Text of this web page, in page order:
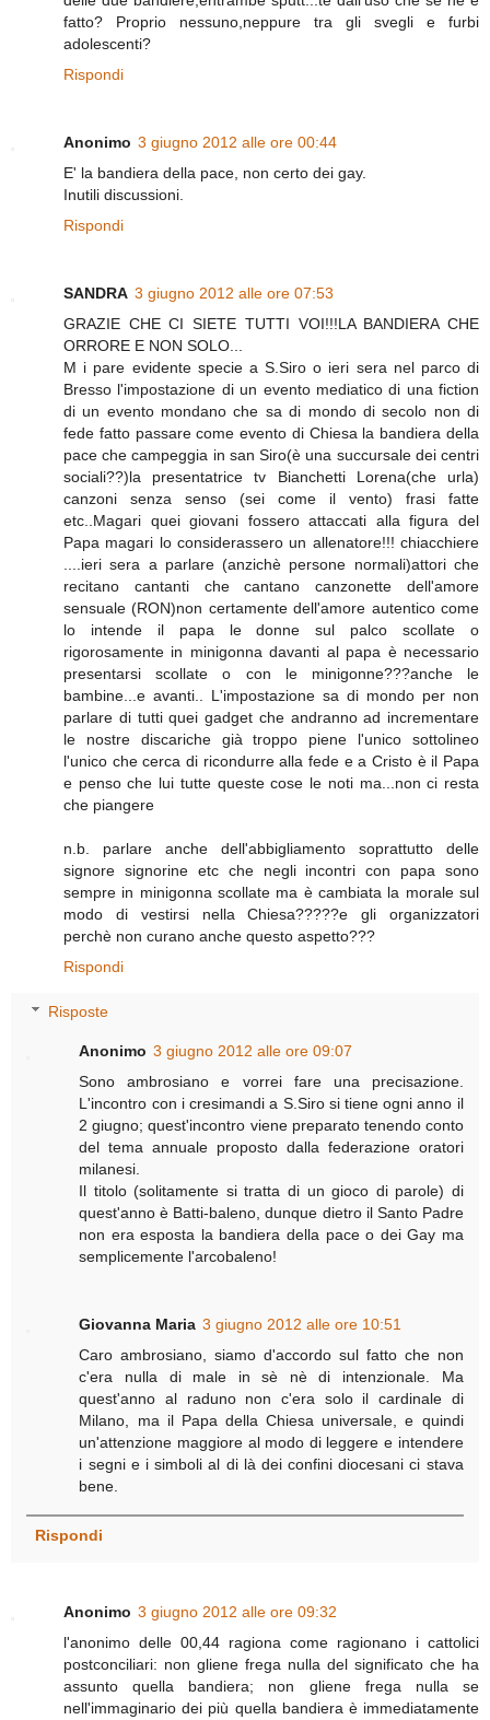
fatto? Proprio nessuno,neppure tra gli svegli e furbi
adolescenti?
Rispondi
Anonimo 3 giugno 2012 alle ore 00:44
E' la bandiera della pace, non certo dei gay.
Inutili discussioni.
Rispondi
SANDRA 3 giugno 2012 alle ore 07:53
GRAZIE CHE CI SIETE TUTTI VOI!!!LA BANDIERA CHE
ORRORE E NON SOLO...
M i pare evidente specie a S.Siro o ieri sera nel parco di
Bresso l'impostazione di un evento mediatico di una fiction
di un evento mondano che sa di mondo di secolo non di
fede fatto passare come evento di Chiesa la bandiera della
pace che campeggia in san Siro(è una succursale dei centri
sociali??)la presentatrice tv Bianchetti Lorena(che urla)
canzoni senza senso (sei come il vento) frasi fatte
etc..Magari quei giovani fossero attaccati alla figura del
Papa magari lo considerassero un allenatore!!! chiacchiere
....ieri sera a parlare (anzichè persone normali)attori che
recitano cantanti che cantano canzonette dell'amore
sensuale (RON)non certamente dell'amore autentico come
lo intende il papa le donne sul palco scollate o
rigorosamente in minigonna davanti al papa è necessario
presentarsi scollate o con le minigonne???anche le
bambine...e avanti.. L'impostazione sa di mondo per non
parlare di tutti quei gadget che andranno ad incrementare
le nostre discariche già troppo piene l'unico sottolineo
l'unico che cerca di ricondurre alla fede e a Cristo è il Papa
e penso che lui tutte queste cose le noti ma...non ci resta
che piangere
n.b. parlare anche dell'abbigliamento soprattutto delle
signore signorine etc che negli incontri con papa sono
sempre in minigonna scollate ma è cambiata la morale sul
modo di vestirsi nella Chiesa?????e gli organizzatori
perchè non curano anche questo aspetto???
Rispondi
Risposte
Anonimo 3 giugno 2012 alle ore 09:07
Sono ambrosiano e vorrei fare una precisazione.
L'incontro con i cresimandi a S.Siro si tiene ogni anno il
2 giugno; quest'incontro viene preparato tenendo conto
del tema annuale proposto dalla federazione oratori
milanesi.
Il titolo (solitamente si tratta di un gioco di parole) di
quest'anno è Batti-baleno, dunque dietro il Santo Padre
non era esposta la bandiera della pace o dei Gay ma
semplicemente l'arcobaleno!
Giovanna Maria 3 giugno 2012 alle ore 10:51
Caro ambrosiano, siamo d'accordo sul fatto che non
c'era nulla di male in sè nè di intenzionale. Ma
quest'anno al raduno non c'era solo il cardinale di
Milano, ma il Papa della Chiesa universale, e quindi
un'attenzione maggiore al modo di leggere e intendere
i segni e i simboli al di là dei confini diocesani ci stava
bene.
Rispondi
Anonimo 3 giugno 2012 alle ore 09:32
l'anonimo delle 00,44 ragiona come ragionano i cattolici
postconciliari: non gliene frega nulla del significato che ha
assunto quella bandiera; non gliene frega nulla se
nell'immaginario dei più quella bandiera è immediatamente